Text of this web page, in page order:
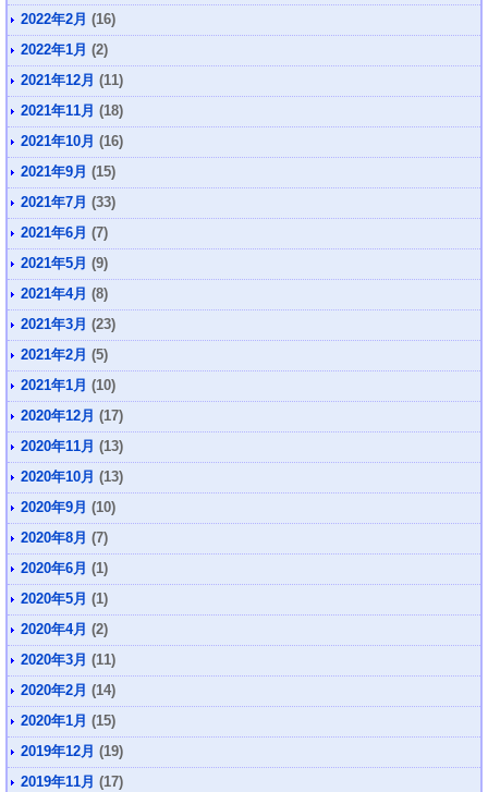
2022年2月 (16)
2022年1月 (2)
2021年12月 (11)
2021年11月 (18)
2021年10月 (16)
2021年9月 (15)
2021年7月 (33)
2021年6月 (7)
2021年5月 (9)
2021年4月 (8)
2021年3月 (23)
2021年2月 (5)
2021年1月 (10)
2020年12月 (17)
2020年11月 (13)
2020年10月 (13)
2020年9月 (10)
2020年8月 (7)
2020年6月 (1)
2020年5月 (1)
2020年4月 (2)
2020年3月 (11)
2020年2月 (14)
2020年1月 (15)
2019年12月 (19)
2019年11月 (17)